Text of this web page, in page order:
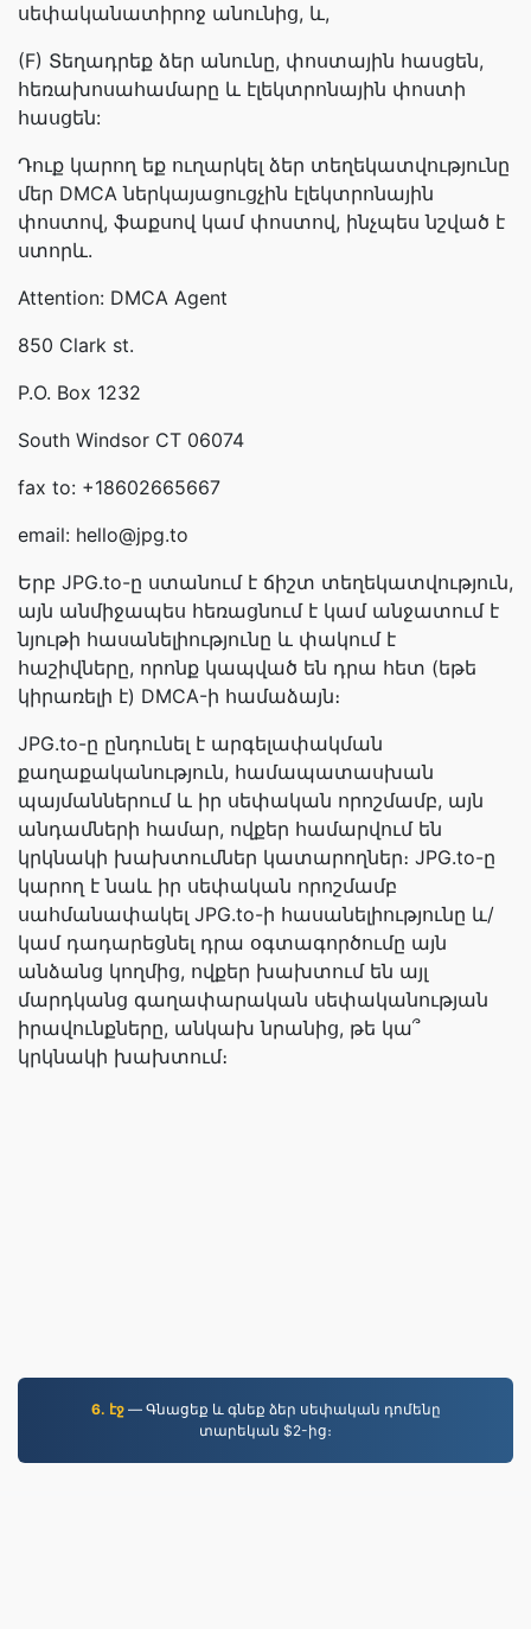
սեփականատիրոջ անունից, և,
(F) Տեղադրեք ձեր անունը, փոստային հասցեն,
հեռախոսահամարը և էլեկտրոնային փոստի
հասցեն:
Դուք կարող եք ուղարկել ձեր տեղեկատվությունը
մեր DMCA ներկայացուցչին էլեկտրոնային
փոստով, ֆաքսով կամ փոստով, ինչպես նշված է
ստորև.
Attention: DMCA Agent
850 Clark st.
P.O. Box 1232
South Windsor CT 06074
fax to: +18602665667
email: hello@jpg.to
Երբ JPG.to-ը ստանում է ճիշտ տեղեկատվություն,
այն անմիջապես հեռացնում է կամ անջատում է
նյութի հասանելիությունը և փակում է
հաշիվները, որոնք կապված են դրա հետ (եթե
կիրառելի է) DMCA-ի համաձայն։
JPG.to-ը ընդունել է արգելափակման
քաղաքականություն, համապատասխան
պայմաններում և իր սեփական որոշմամբ, այն
անդամների համար, ովքեր համարվում են
կրկնակի խախտումներ կատարողներ։ JPG.to-ը
կարող է նաև իր սեփական որոշմամբ
սահմանափակել JPG.to-ի հասանելիությունը և/
կամ դադարեցնել դրա օգտագործումը այն
անձանց կողմից, ովքեր խախտում են այլ
մարդկանց գաղափարական սեփականության
իրավունքները, անկախ նրանից, թե կա՞
կրկնակի խախտում։
6. էջ— Գնացեք և գնեք ձեր սեփական դոմենը
տարեկան $2-ից։